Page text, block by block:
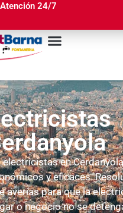
Atención 24/7
electricistas en
y eficaces.
averías para que la
o negocio no se